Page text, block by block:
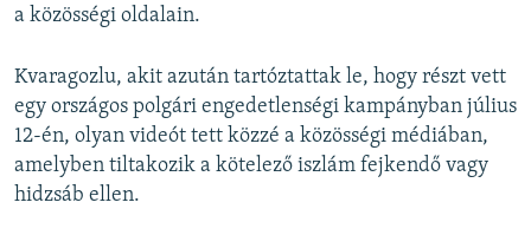
a közösségi oldalain.
Kvaragozlu, akit azután tartóztattak le, hogy részt vett
egy országos polgári engedetlenségi kampányban július
12-én, olyan videót tett közzé a közösségi médiában,
amelyben tiltakozik a kötelező iszlám fejkendő vagy
hidzsáb ellen.